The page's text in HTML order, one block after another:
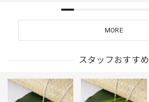
型 ペンダント ネック
MORE
スタッフおすすめ